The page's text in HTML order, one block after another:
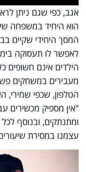
אגב, כפי שגם ניתן
הוא היחיד במשפחה
המסך היחידי שקיים
לאפשר לו תעסוקה
הילדים אינם חשופים
מעבירים במשחקים
הטלפון, שכפי שמירי,
"אין מספיק מכשירים
ומתנתקים, ובנוסף
עצמנו במסירת